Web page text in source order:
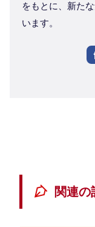
をもとに、新た
います。
関連の